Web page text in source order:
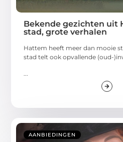
Bekende gezichten uit
stad, grote verhalen
Hattem heeft meer dan mooie
stad telt ook opvallende (oud-
AANBIEDINGEN